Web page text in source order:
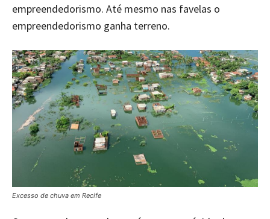
empreendedorismo. Até mesmo nas favelas o
empreendedorismo ganha terreno.
Excesso de chuva em Recife